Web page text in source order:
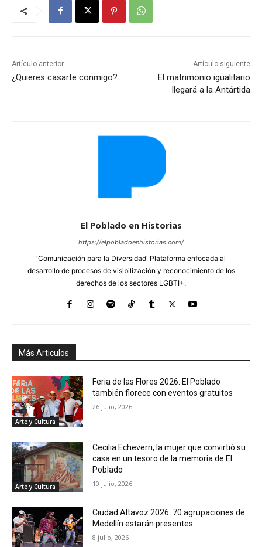
Artículo anterior
¿Quieres casarte conmigo?
Artículo siguiente
El matrimonio igualitario
llegará a la Antártida
El Poblado en Historias
https://elpobladoenhistorias.com/
'Comunicación para la Diversidad' Plataforma enfocada al
desarrollo de procesos de visibilización y reconocimiento de los
derechos de los sectores LGBTI+.
Más Articulos
Arte y Cultura
Feria de las Flores 2026: El Poblado
también florece con eventos gratuitos
26 julio, 2026
Arte y Cultura
Cecilia Echeverri, la mujer que convirtió su
casa en un tesoro de la memoria de El
Poblado
10 julio, 2026
Ciudad Altavoz 2026: 70 agrupaciones de
Medellín estarán presentes
8 julio, 2026